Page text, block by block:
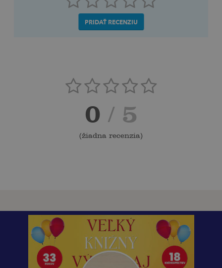
PRIDAŤ RECENZIU
0 / 5
(žiadna recenzia)